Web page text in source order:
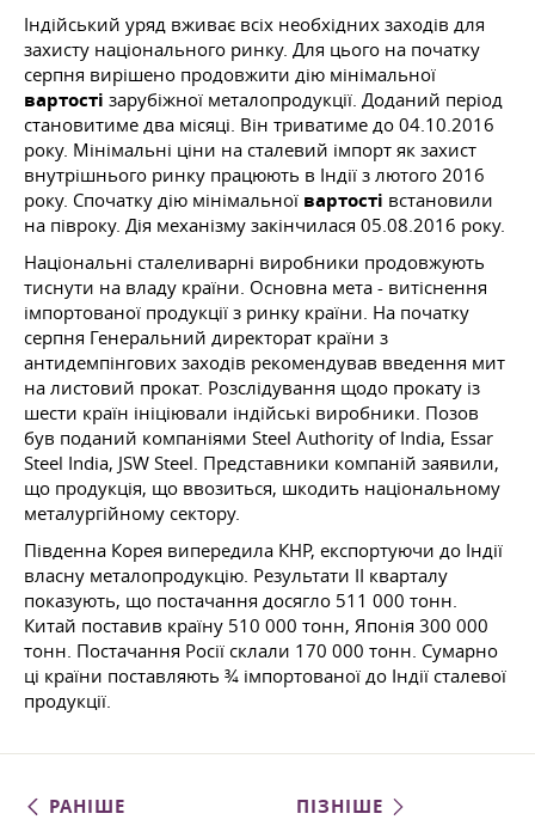
Індійський уряд вживає всіх необхідних заходів для
захисту національного ринку. Для цього на початку
серпня вирішено продовжити дію мінімальної
вартості зарубіжної металопродукції. Доданий період
становитиме два місяці. Він триватиме до 04.10.2016
року. Мінімальні ціни на сталевий імпорт як захист
внутрішнього ринку працюють в Індії з лютого 2016
року. Спочатку дію мінімальної вартості встановили
на півроку. Дія механізму закінчилася 05.08.2016 року.
Національні сталеливарні виробники продовжують
тиснути на владу країни. Основна мета - витіснення
імпортованої продукції з ринку країни. На початку
серпня Генеральний директорат країни з
антидемпінгових заходів рекомендував введення мит
на листовий прокат. Розслідування щодо прокату із
шести країн ініціювали індійські виробники. Позов
був поданий компаніями Steel Authority of India, Essar
Steel India, JSW Steel. Представники компаній заявили,
що продукція, що ввозиться, шкодить національному
металургійному сектору.
Південна Корея випередила КНР, експортуючи до Індії
власну металопродукцію. Результати II кварталу
показують, що постачання досягло 511 000 тонн.
Китай поставив країну 510 000 тонн, Японія 300 000
тонн. Постачання Росії склали 170 000 тонн. Сумарно
ці країни поставляють ¾ імпортованої до Індії сталевої
продукції.
РАНІШЕ ПІЗНІШЕ